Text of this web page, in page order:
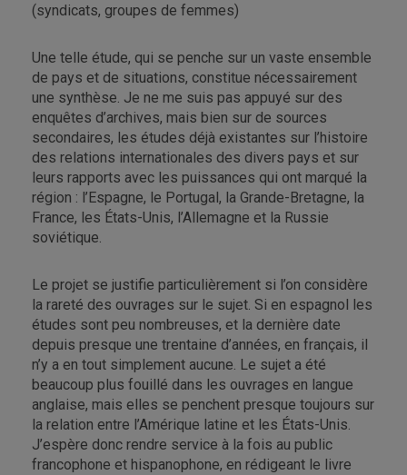
(syndicats, groupes de femmes)
Une telle étude, qui se penche sur un vaste ensemble
de pays et de situations, constitue nécessairement
une synthèse. Je ne me suis pas appuyé sur des
enquêtes d’archives, mais bien sur de sources
secondaires, les études déjà existantes sur l’histoire
des relations internationales des divers pays et sur
leurs rapports avec les puissances qui ont marqué la
région : l’Espagne, le Portugal, la Grande-Bretagne, la
France, les États-Unis, l’Allemagne et la Russie
soviétique.
Le projet se justifie particulièrement si l’on considère
la rareté des ouvrages sur le sujet. Si en espagnol les
études sont peu nombreuses, et la dernière date
depuis presque une trentaine d’années, en français, il
n’y a en tout simplement aucune. Le sujet a été
beaucoup plus fouillé dans les ouvrages en langue
anglaise, mais elles se penchent presque toujours sur
la relation entre l’Amérique latine et les États-Unis.
J’espère donc rendre service à la fois au public
francophone et hispanophone, en rédigeant le livre